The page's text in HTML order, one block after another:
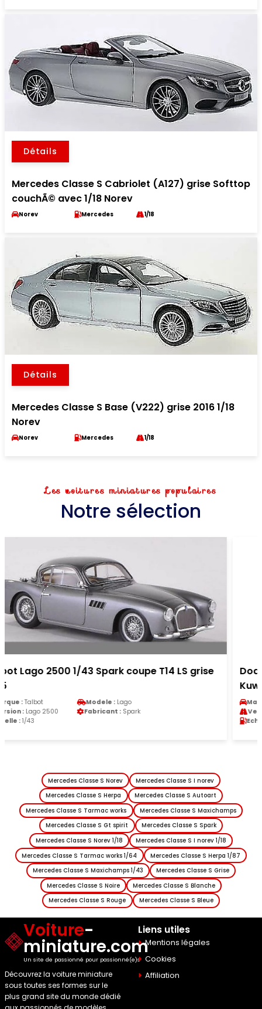
Détails
Mercedes Classe S Cabriolet (A127) grise Softtop
couchÃ© avec 1/18 Norev
Norev Mercedes 1/18
Détails
Mercedes Classe S Base (V222) grise 2016 1/18
Norev
Norev Mercedes 1/18
Les voitures miniatures populaires
Notre sélection
Dodge Charger Police 1/43 First Response
Marque : Modele :
Version :Charger Police Fabricant :
Echelle :
Mercedes Classe S Norev
Mercedes Classe S I norev
Mercedes Classe S Herpa
Mercedes Classe S Autoart
Mercedes Classe S Tarmac works
Mercedes Classe S Maxichamps
Mercedes Classe S Gt spirit
Mercedes Classe S Spark
Mercedes Classe S Norev 1/18
Mercedes Classe S I norev 1/18
Mercedes Classe S Tarmac works 1/64
Mercedes Classe S Herpa 1/87
Mercedes Classe S Maxichamps 1/43
Mercedes Classe S Grise
Mercedes Classe S Noire
Mercedes Classe S Blanche
Mercedes Classe S Rouge
Mercedes Classe S Bleue
Voiture-
miniature.com
Un site de passionné pour passionné(e)s
Découvrez la voiture miniature
sous toutes ses formes sur le
plus grand site du monde dédié
Liens utiles
Mentions légales
Cookies
Affiliation